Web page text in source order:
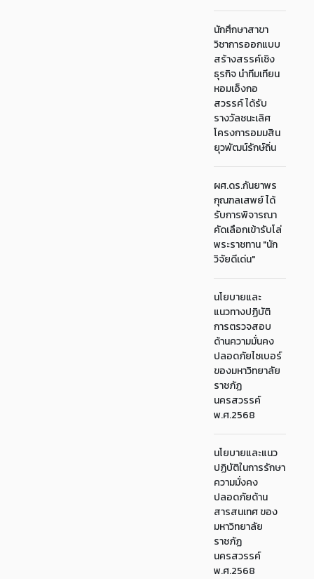
นักศึกษาสาขา
วิชาการออกแบบ
สร้างสรรค์เชิง
ธุรกิจ นำทีมเทียน
หอมเอ็งกอ
สวรรค์ ได้รับ
รางวัลชนะเลิศ
โครงการอมมสิน
ยุวพัฒน์รักษ์ถิ่น
ผศ.ดร.กันยาพร
กุณฑลเสพย์ ได้
รับการพิจารณา
คัดเลือกเข้ารับโล่
พระราชทาน "นัก
วิจัยดีเด่น"
นโยบายและ
แนวทางปฏิบัติ
การตรวจสอบ
ด้านความมั่นคง
ปลอดภัยไซเบอร์
ของมหาวิทยาลัย
ราชภัฏ
นครสวรรค์
พ.ศ.2568
นโยบายและแนว
ปฏิบัติในการรักษา
ความมั่งคง
ปลอดภัยด้าน
สารสนเทศ ของ
มหาวิทยาลัย
ราชภัฏ
นครสวรรค์
พ.ศ.2568